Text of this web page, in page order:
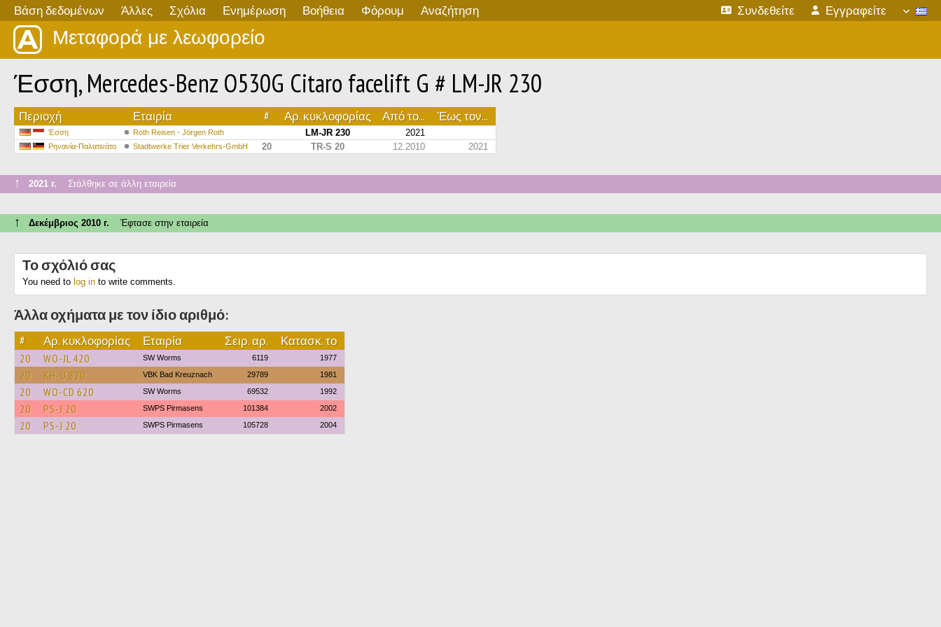
Βάση δεδομένων Άλλες Σχόλια Ενημέρωση Βοήθεια Φόρουμ Αναζήτηση Συνδεθείτε Εγγραφείτε
Μεταφορά με λεωφορείο
Έσση, Mercedes-Benz O530G Citaro facelift G # LM-JR 230
Περιοχή Εταιρία # Αρ. κυκλοφορίας Από το... Έως τον...
Έσση Roth Reisen - Jörgen Roth LM-JR 230 2021
Ρηνανία-Παλατινάτο Stadtwerke Trier Verkehrs-GmbH 20 TR-S 20 12.2010 2021
↑ 2021 г. Στάλθηκε σε άλλη εταιρεία
↑ Δεκέμβριος 2010 г. Έφτασε στην εταιρεία
Το σχόλιό σας
You need to log in to write comments.
Άλλα οχήματα με τον ίδιο αριθμό:
# Αρ. κυκλοφορίας Εταιρία Σειρ. αρ. Κατασκ. το
20 WO-JL 420 SW Worms 6119 1977
20 KH-U 820 VBK Bad Kreuznach 29789 1981
20 WO-CD 620 SW Worms 69532 1992
20 PS-J 20 SWPS Pirmasens 101384 2002
20 PS-J 20 SWPS Pirmasens 105728 2004